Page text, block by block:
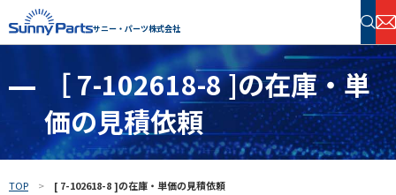
サニー・パーツ株式会社
半導体・電子部品 在庫検索
フリーワードで探す
［ 7-102618-8 ]の在庫・単
価の見積依頼
TOP [ 7-102618-8 ]の在庫・単価の見積依頼